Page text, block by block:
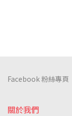
關於我們
Facebook 粉絲專頁